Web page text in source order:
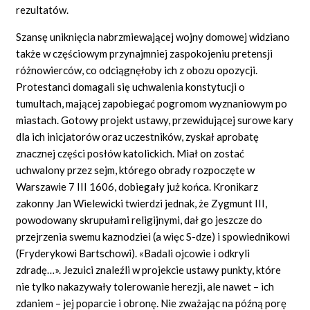
rezultatów.
Szansę uniknięcia nabrzmiewającej wojny domowej widziano
także w częściowym przynajmniej zaspokojeniu pretensji
różnowierców, co odciągnęłoby ich z obozu opozycji.
Protestanci domagali się uchwalenia konstytucji o
tumultach, mającej zapobiegać pogromom wyznaniowym po
miastach. Gotowy projekt ustawy, przewidującej surowe kary
dla ich inicjatorów oraz uczestników, zyskał aprobatę
znacznej części posłów katolickich. Miał on zostać
uchwalony przez sejm, którego obrady rozpoczęte w
Warszawie 7 III 1606, dobiegały już końca. Kronikarz
zakonny Jan Wielewicki twierdzi jednak, że Zygmunt III,
powodowany skrupułami religijnymi, dał go jeszcze do
przejrzenia swemu kaznodziei (a więc S-dze) i spowiednikowi
(Fryderykowi Bartschowi). «Badali ojcowie i odkryli
zdradę…». Jezuici znaleźli w projekcie ustawy punkty, które
nie tylko nakazywały tolerowanie herezji, ale nawet – ich
zdaniem – jej poparcie i obronę. Nie zważając na późną porę